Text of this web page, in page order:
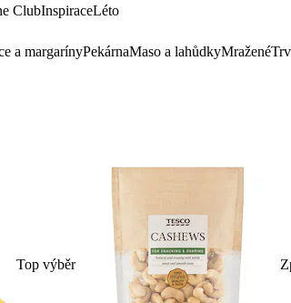
ClubInspiraceLéto
a margarínyPekárnaMaso a lahůdkyMražené
Top výběr